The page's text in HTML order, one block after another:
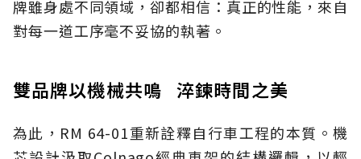
牌雖身處不同領域，卻都相信：真正的性能，來自
對每一道工序毫不妥協的執著。
雙品牌以機械共鳴 淬鍊時間之美
為此，RM 64-01重新詮釋自行車工程的本質。機